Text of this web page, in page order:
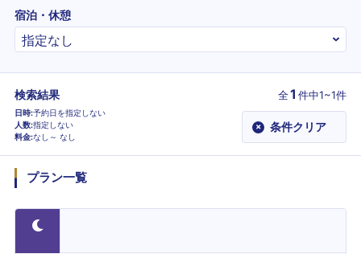
宿泊・休憩
検索結果 全1 件中1~1件
日時 予約日を指定しない
人数 指定しない
料金 なし～ なし
× 条件クリア
プラン一覧